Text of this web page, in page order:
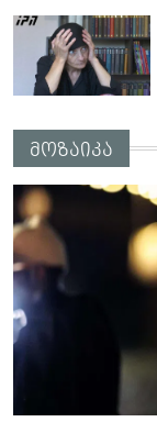
მოზაიკა